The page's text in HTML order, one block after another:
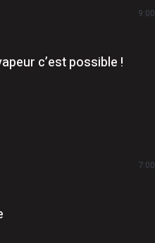
9:00
c’est possible !
7:00